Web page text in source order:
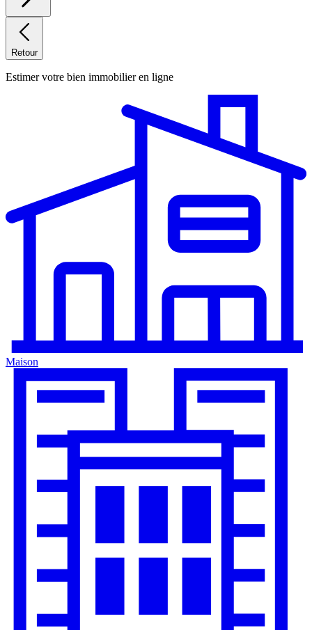
Retour
Estimer votre bien immobilier en ligne
Maison